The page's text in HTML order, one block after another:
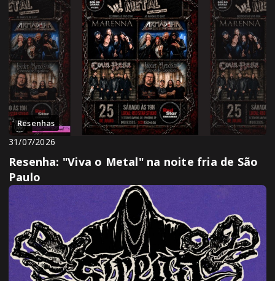
Resenhas
31/07/2026
Resenha: "Viva o Metal" na noite fria de São
Paulo